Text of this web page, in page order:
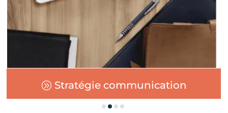
Stratégie communication